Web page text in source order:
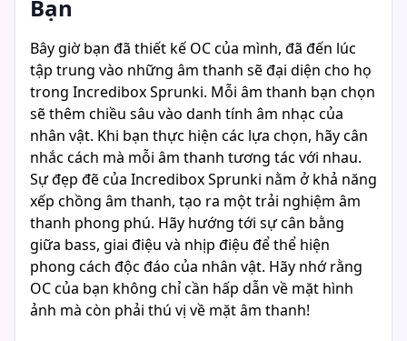
Bạn
Bây giờ bạn đã thiết kế OC của mình, đã đến lúc
tập trung vào những âm thanh sẽ đại diện cho họ
trong Incredibox Sprunki. Mỗi âm thanh bạn chọn
sẽ thêm chiều sâu vào danh tính âm nhạc của
nhân vật. Khi bạn thực hiện các lựa chọn, hãy cân
nhắc cách mà mỗi âm thanh tương tác với nhau.
Sự đẹp đẽ của Incredibox Sprunki nằm ở khả năng
xếp chồng âm thanh, tạo ra một trải nghiệm âm
thanh phong phú. Hãy hướng tới sự cân bằng
giữa bass, giai điệu và nhịp điệu để thể hiện
phong cách độc đáo của nhân vật. Hãy nhớ rằng
OC của bạn không chỉ cần hấp dẫn về mặt hình
ảnh mà còn phải thú vị về mặt âm thanh!